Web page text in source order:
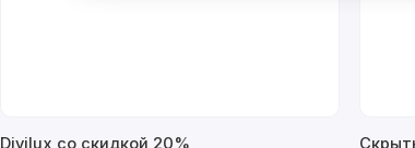
Divilux со скидкой 20%